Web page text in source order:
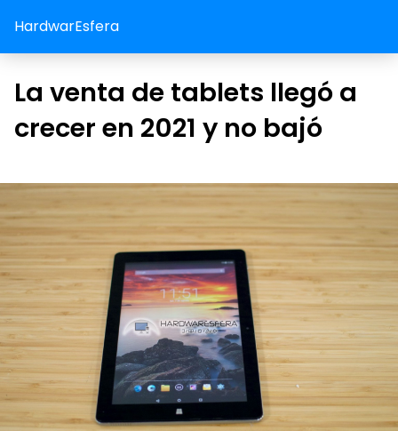
HardwarEsfera
La venta de tablets llegó a
crecer en 2021 y no bajó